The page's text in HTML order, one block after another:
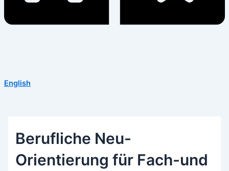
English
Berufliche Neu-
Orientierung für Fach-und